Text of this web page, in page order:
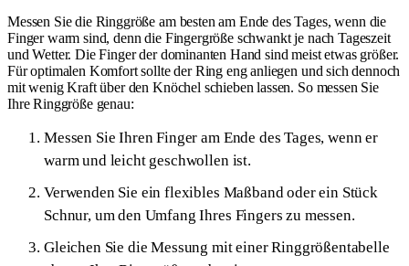
Messen Sie die Ringgröße am besten am Ende des Tages, wenn die
Finger warm sind, denn die Fingergröße schwankt je nach Tageszeit
und Wetter. Die Finger der dominanten Hand sind meist etwas größer.
Für optimalen Komfort sollte der Ring eng anliegen und sich dennoch
mit wenig Kraft über den Knöchel schieben lassen. So messen Sie
Ihre Ringgröße genau:
Messen Sie Ihren Finger am Ende des Tages, wenn er
warm und leicht geschwollen ist.
Verwenden Sie ein flexibles Maßband oder ein Stück
Schnur, um den Umfang Ihres Fingers zu messen.
Gleichen Sie die Messung mit einer Ringgrößentabelle